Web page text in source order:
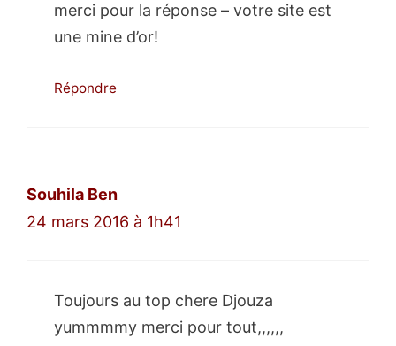
merci pour la réponse – votre site est
une mine d’or!
Répondre
Souhila Ben
24 mars 2016 à 1h41
Toujours au top chere Djouza
yummmmy merci pour tout,,,,,,